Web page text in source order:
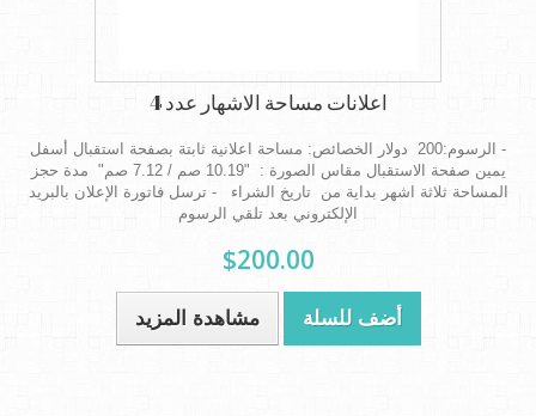
اعلانات مساحة الاشهار عدد 4
- الرسوم:200 دولار الخصائص: مساحة اعلانية ثابتة بصفحة استقبال أسفل
يمين صفحة الاستقبال مقاس الصورة : "10.19 صم / 7.12 صم" مدة حجز
المساحة ثلاثة اشهر بداية من تاريخ الشراء - ترسل فاتورة الإعلان بالبريد
الإلكتروني بعد تلقي الرسوم
$200.00
أضف للسلة مشاهدة المزيد